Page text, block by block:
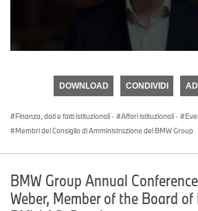
DOWNLOAD CONDIVIDI
Finanza, dati e fatti istituzionali · Affari istituzionali ·
Membri del Consiglio di Amministrazione del BMW Group
BMW Group Annual
Weber, Member of the Board